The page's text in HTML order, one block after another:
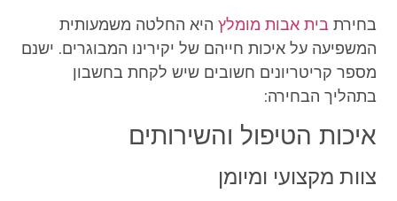
בחירת בית אבות מומלץהיא החלטה משמעותית
המשפיעה על איכות חייהם של יקירינו המבוגרים. ישנם
מספר קריטריונים חשובים שיש לקחת בחשבון
בתהליך הבחירה:
איכות הטיפול והשירותים
צוות מקצועי ומיומן